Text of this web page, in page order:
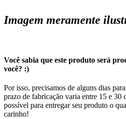
Imagem meramente
Você sabia que este produto será
você? :)
Por isso, precisamos de alguns dias
prazo de fabricação varia entre 15 e 30
possível para entregar seu produto o
carinho!